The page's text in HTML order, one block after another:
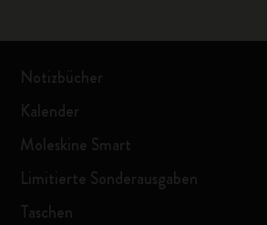
Notizbücher
Kalender
Moleskine Smart
Limitierte Sonderausgaben
Taschen